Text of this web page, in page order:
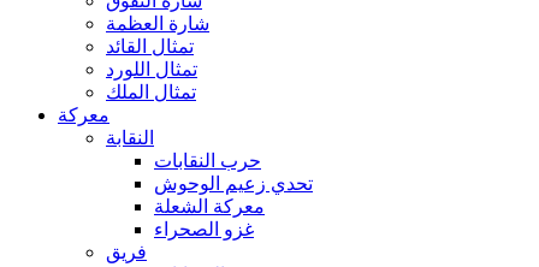
شارة العظمة
تمثال القائد
تمثال اللورد
تمثال الملك
معركة
النقابة
حرب النقابات
تحدي زعيم الوحوش
معركة الشعلة
غزو الصحراء
فريق